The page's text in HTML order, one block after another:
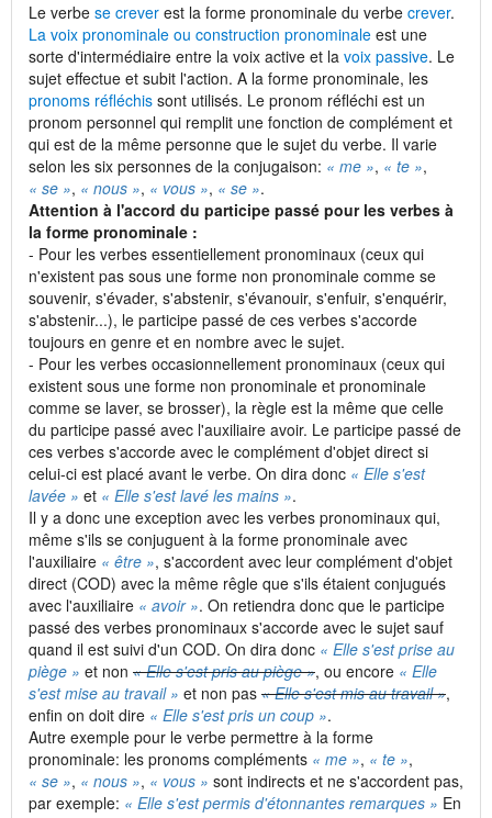
Le verbe se crever est la forme pronominale du verbe crever.
La voix pronominale ou construction pronominale est une
sorte d'intermédiaire entre la voix active et la voix passive. Le
sujet effectue et subit l'action. A la forme pronominale, les
pronoms réfléchis sont utilisés. Le pronom réfléchi est un
pronom personnel qui remplit une fonction de complément et
qui est de la même personne que le sujet du verbe. Il varie
selon les six personnes de la conjugaison: « me », « te »,
« se », « nous », « vous », « se ».
Attention à l'accord du participe passé pour les verbes à
la forme pronominale :
- Pour les verbes essentiellement pronominaux (ceux qui
n'existent pas sous une forme non pronominale comme se
souvenir, s'évader, s'abstenir, s'évanouir, s'enfuir, s'enquérir,
s'abstenir...), le participe passé de ces verbes s'accorde
toujours en genre et en nombre avec le sujet.
- Pour les verbes occasionnellement pronominaux (ceux qui
existent sous une forme non pronominale et pronominale
comme se laver, se brosser), la règle est la même que celle
du participe passé avec l'auxiliaire avoir. Le participe passé de
ces verbes s'accorde avec le complément d'objet direct si
celui-ci est placé avant le verbe. On dira donc « Elle s'est
lavée » et « Elle s'est lavé les mains ».
Il y a donc une exception avec les verbes pronominaux qui,
même s'ils se conjuguent à la forme pronominale avec
l'auxiliaire « être », s'accordent avec leur complément d'objet
direct (COD) avec la même rêgle que s'ils étaient conjugués
avec l'auxiliaire « avoir ». On retiendra donc que le participe
passé des verbes pronominaux s'accorde avec le sujet sauf
quand il est suivi d'un COD. On dira donc « Elle s'est prise au
piège » et non « Elle s'est pris au piège », ou encore « Elle
s'est mise au travail » et non pas « Elle s'est mis au travail »,
enfin on doit dire « Elle s'est pris un coup ».
Autre exemple pour le verbe permettre à la forme
pronominale: les pronoms compléments « me », « te »,
« se », « nous », « vous » sont indirects et ne s'accordent pas,
par exemple: « Elle s'est permis d'étonnantes remarques » En